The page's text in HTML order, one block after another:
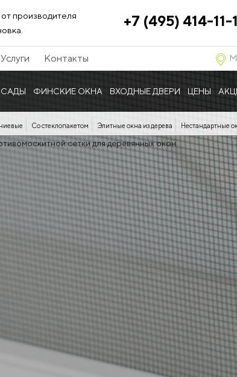
производителя
+7 (495) 414-11-
Услуги Контакты
ФИНСКИЕ ОКНА ВХОДНЫЕ ДВЕРИ ЦЕНЫ
Со стеклопакетом Элитные окна из дерева Нестандартные
сетки для деревянных окон